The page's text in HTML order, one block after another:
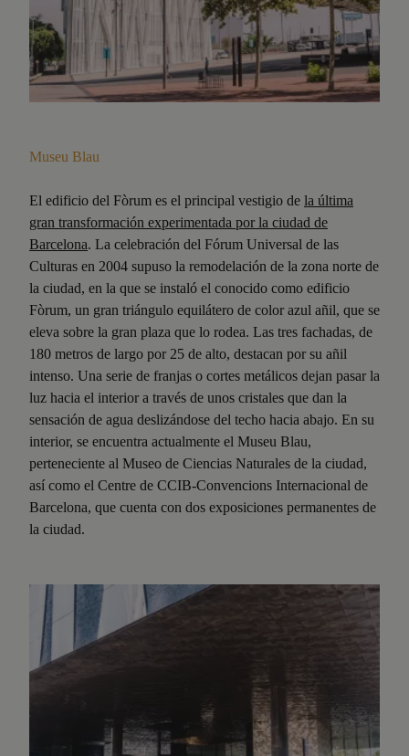
Museu Blau
El edificio del Fòrum es el principal vestigio de la última
gran transformación experimentada por la ciudad de
Barcelona. La celebración del Fórum Universal de las
Culturas en 2004 supuso la remodelación de la zona norte de
la ciudad, en la que se instaló el conocido como edificio
Fòrum, un gran triángulo equilátero de color azul añil, que se
eleva sobre la gran plaza que lo rodea. Las tres fachadas, de
180 metros de largo por 25 de alto, destacan por su añil
intenso. Una serie de franjas o cortes metálicos dejan pasar la
luz hacia el interior a través de unos cristales que dan la
sensación de agua deslizándose del techo hacia abajo. En su
interior, se encuentra actualmente el Museu Blau,
perteneciente al Museo de Ciencias Naturales de la ciudad,
así como el Centre de CCIB-Convencions Internacional de
Barcelona, que cuenta con dos exposiciones permanentes de
la ciudad.